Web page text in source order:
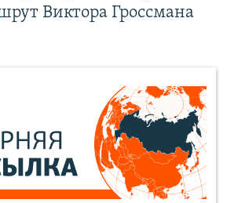
Виктора Гроссмана